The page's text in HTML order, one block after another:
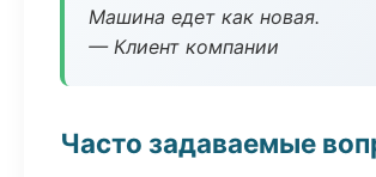
Машина едет как новая.
— Клиент компании
Часто задаваемые